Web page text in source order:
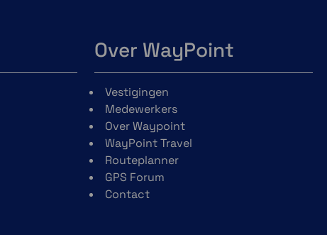
Over WayPoint
Vestigingen
Medewerkers
Over Waypoint
WayPoint Travel
Routeplanner
GPS Forum
Contact